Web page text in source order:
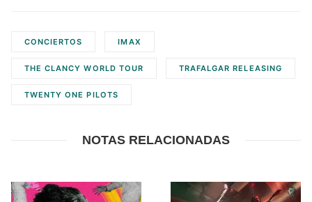
CONCIERTOS IMAX
THE CLANCY WORLD TOUR TRAFALGAR RELEASING
TWENTY ONE PILOTS
NOTAS RELACIONADAS